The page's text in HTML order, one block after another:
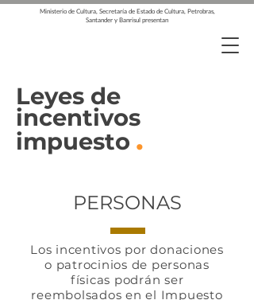
Ministerio de Cultura, Secretaría de Estado de Cultura, Petrobras,
Santander y Banrisul presentan
Leyes de
incentivos
impuesto .
PERSONAS
Los incentivos por donaciones
o patrocinios de personas
físicas podrán ser
reembolsados en el Impuesto